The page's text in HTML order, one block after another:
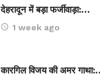
देहरादून में बड़ा फर्जीवाड़ा:…
1 week ago
कारगिल विजय की अमर